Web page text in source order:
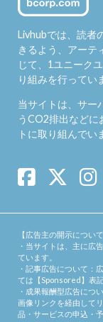
Livhubでは、読者
きるよう、アーテ
じて、1ユニーク
り組みを行ってい
当サイトは、サー
うCO2排出などに
トに取り組んでい
【広告主の開示について
・当サイトは、主に広
ています。
・記事広告について：
ては【Sponsored】表
・成果報酬型広告につ
画像リンクを経由して
品・サービスの申込・